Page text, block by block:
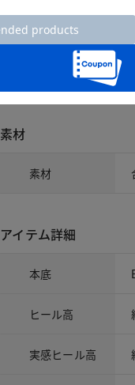
再入荷予約：メールでお知ら
1週間前後でお届け： 詳しくは
商品についてのお問い合
素材
素材
アイテム詳細
本底
ヒール高
実感ヒール高